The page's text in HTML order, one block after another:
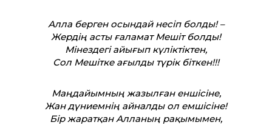
Алла берген осындай несіп болды! –
Жердің асты ғаламат Мешіт болды!
Мінездегі айығып күліктіктен,
Сол Мешітке ағылды түрік біткен!!!
Маңдайымның жазылған еншісіне,
Жан дүниемнің айналды ол емшісіне!
Бір жаратқан Алланың рақымымен,